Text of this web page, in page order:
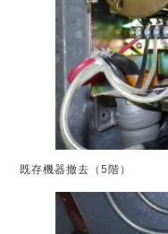
既存機器撤去（5階）